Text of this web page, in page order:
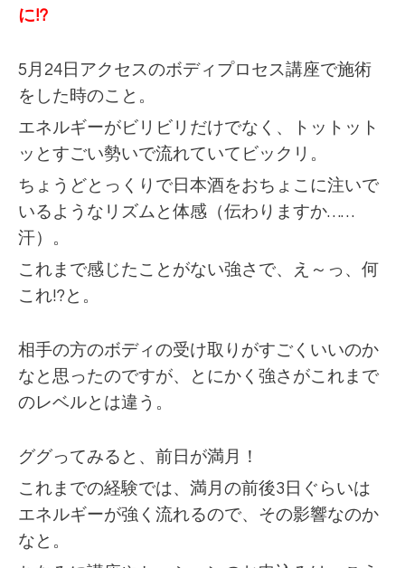
に!?
5月24日アクセスのボディプロセス講座で施術
をした時のこと。
エネルギーがビリビリだけでなく、トットット
ッとすごい勢いで流れていてビックリ。
ちょうどとっくりで日本酒をおちょこに注いで
いるようなリズムと体感（伝わりますか……
汗）。
これまで感じたことがない強さで、え～っ、何
これ!?と。
相手の方のボディの受け取りがすごくいいのか
なと思ったのですが、とにかく強さがこれまで
のレベルとは違う。
ググってみると、前日が満月！
これまでの経験では、満月の前後3日ぐらいは
エネルギーが強く流れるので、その影響なのか
なと。